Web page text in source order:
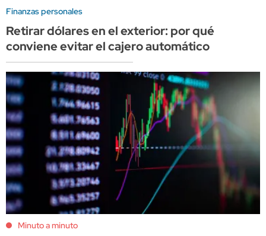
Finanzas personales
Retirar dólares en el exterior: por qué
conviene evitar el cajero automático
Minuto a minuto